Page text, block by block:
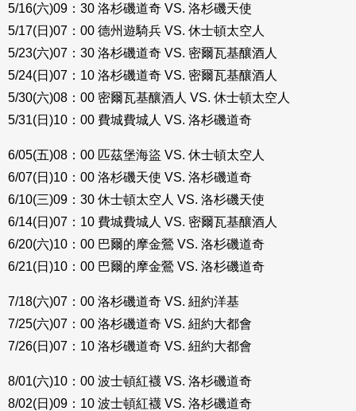
5/16(六)09：30 洛杉磯道奇 VS. 洛杉磯天使
5/17(日)07：00 德州遊騎兵 VS. 休士頓太空人
5/23(六)07：30 洛杉磯道奇 VS. 密爾瓦基釀酒人
5/24(日)07：10 洛杉磯道奇 VS. 密爾瓦基釀酒人
5/30(六)08：00 密爾瓦基釀酒人 VS. 休士頓太空人
5/31(日)10：00 費城費城人 VS. 洛杉磯道奇
6/05(五)08：00 匹茲堡海盜 VS. 休士頓太空人
6/07(日)10：00 洛杉磯天使 VS. 洛杉磯道奇
6/10(三)09：30 休士頓太空人 VS. 洛杉磯天使
6/14(日)07：10 費城費城人 VS. 密爾瓦基釀酒人
6/20(六)10：00 巴爾的摩金鶯 VS. 洛杉磯道奇
6/21(日)10：00 巴爾的摩金鶯 VS. 洛杉磯道奇
7/18(六)07：00 洛杉磯道奇 VS. 紐約洋基
7/25(六)07：00 洛杉磯道奇 VS. 紐約大都會
7/26(日)07：10 洛杉磯道奇 VS. 紐約大都會
8/01(六)10：00 波士頓紅襪 VS. 洛杉磯道奇
8/02(日)09：10 波士頓紅襪 VS. 洛杉磯道奇